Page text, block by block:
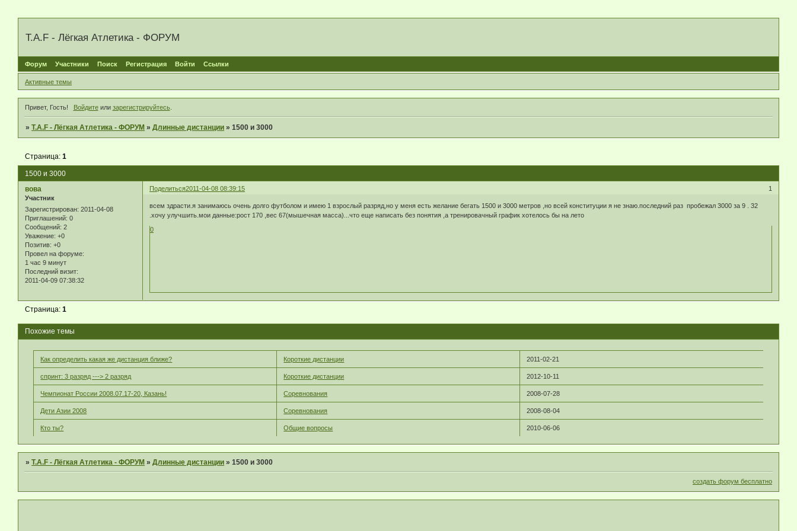
T.A.F - Лёгкая Атлетика - ФОРУМ
Форум Участники Поиск Регистрация Войти Ссылки
Активные темы
Привет, Гость! Войдитеили зарегистрируйтесь.
»T.A.F - Лёгкая Атлетика - ФОРУМ »Длинные дистанции »1500 и 3000
1500 и 3000
Страница:1
Поделиться 1
2011-04-08 08:39:15
вова
Участник
Зарегистрирован: 2011-04-08
Приглашений: 0
Сообщений: 2
Уважение: +0
Позитив: +0
Провел на форуме:
1 час 9 минут
Последний визит:
2011-04-09 07:38:32
всем здрасти.я занимаюсь очень долго футболом и имею 1 взрослый разряд,но у меня есть желание бегать 1500 и 3000 метров ,но всей конституции я не знаю.последний раз пробежал 3000 за 9 . 32
.хочу улучшить.мои данные:рост 170 ,вес 67(мышечная масса)...что еще написать без понятия ,а тренировачный график хотелось бы на лето
0
Страница:1
Похожие темы
Как определить какая же дистанция ближе? Короткие дистанции 2011-02-21
спринт: 3 разряд ---> 2 разряд Короткие дистанции 2012-10-11
Чемпионат России 2008.07.17-20, Казань! Соревнования 2008-07-28
Дети Азии 2008 Соревнования 2008-08-04
Кто ты? Общие вопросы 2010-06-06
»T.A.F - Лёгкая Атлетика - ФОРУМ »Длинные дистанции »1500 и 3000
создать форум бесплатно